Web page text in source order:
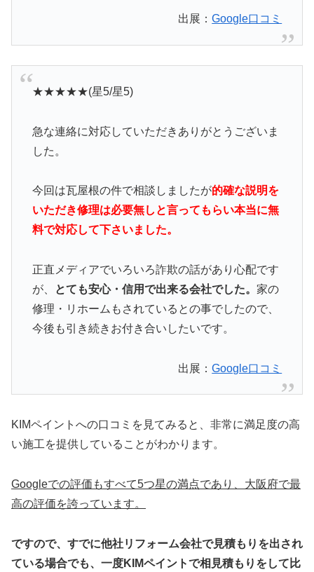
出展：Google口コミ
★★★★★(星5/星5)
急な連絡に対応していただきありがとうございま
した。
今回は瓦屋根の件で相談しましたが的確な説明を
いただき修理は必要無しと言ってもらい本当に無
料で対応して下さいました。
正直メディアでいろいろ詐欺の話があり心配です
が、
とても安心・信用で出来る会社でした。 家の
修理・リホームもされているとの事でしたので、
今後も引き続きお付き合いしたいです。
出展：Google口コミ
KIMペイントへの口コミを見てみると、非常に満足度の高
い施工を提供していることがわかります。
Googleでの評価もすべて5つ星の満点であり、大阪府で最
高の評価を誇っています。
ですので、すでに他社リフォーム会社で見積もりを出され
ている場合でも、一度KIMペイントで相見積もりをして比